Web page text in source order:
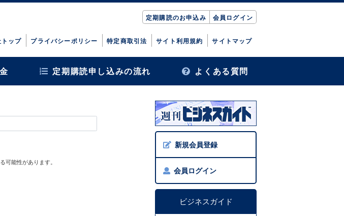
定期購読のお申込み 会員ログイン
ップ プライバシーポリシー 特定商取引法 サイト利用規約 サイトマップ
定期購読申し込みの流れ よくある質問
可能性があります。
新規会員登録
会員ログイン
ビジネスガイド